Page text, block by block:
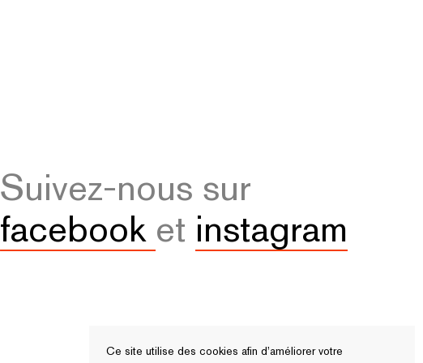
Suivez-nous sur
facebook et instagram
Ce site utilise des cookies afin d’améliorer votre